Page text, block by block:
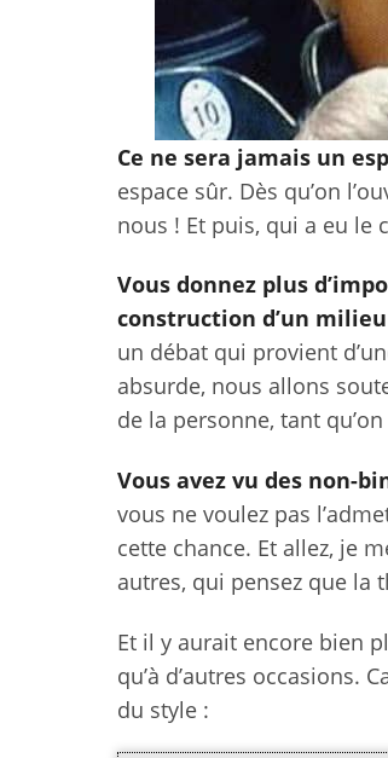
Ce ne sera jamais un
espace sûr. Dès qu’on
nous ! Et puis, qui a eu le
Vous donnez plus
construction d’un
un débat qui provient
absurde, nous allons
de la personne, tant
Vous avez vu des non-
vous ne voulez pas
cette chance. Et allez, je
autres, qui pensez que la
Et il y aurait encore bien
qu’à d’autres occasions.
du style :